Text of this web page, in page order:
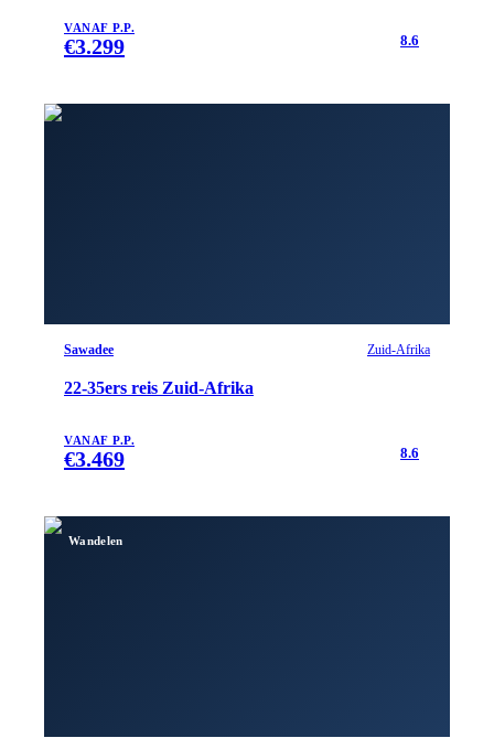
VANAF P.P.
€3.299 8.6
Sawadee Zuid-Afrika
22-35ers reis Zuid-Afrika
VANAF P.P.
€3.469 8.6
Wandelen